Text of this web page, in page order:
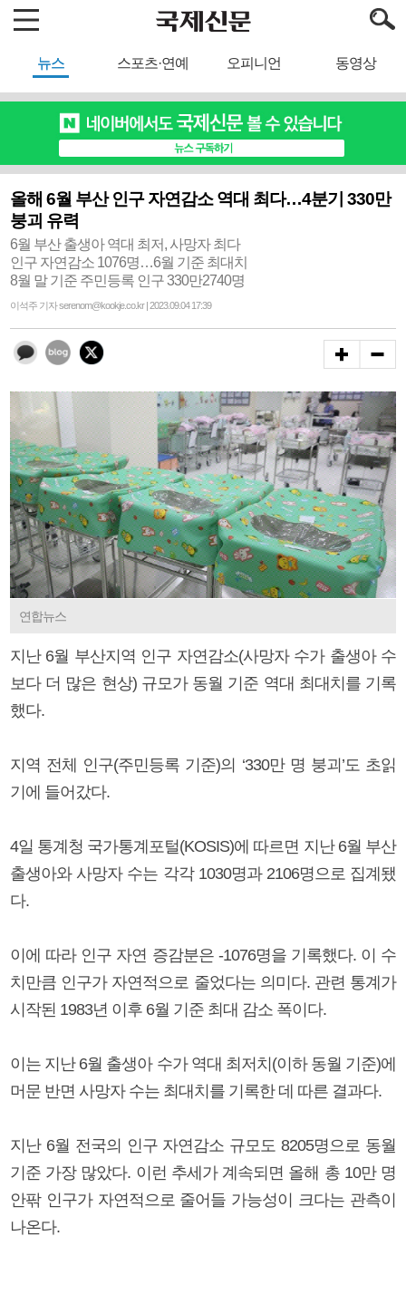
뉴스 스포츠·연예 오피니언 동영상
올해 6월 부산 인구 자연감소 역대 최다…4분기 330만
붕괴 유력
6월 부산 출생아 역대 최저, 사망자 최다
인구 자연감소 1076명…6월 기준 최대치
8월 말 기준 주민등록 인구 330만2740명
이석주 기자 serenom@kookje.co.kr | 2023.09.04 17:39
연합뉴스
지난 6월 부산지역 인구 자연감소(사망자 수가 출생아 수
보다 더 많은 현상) 규모가 동월 기준 역대 최대치를 기록
했다.
지역 전체 인구(주민등록 기준)의 ‘330만 명 붕괴’도 초읽
기에 들어갔다.
4일 통계청 국가통계포털(KOSIS)에 따르면 지난 6월 부산
출생아와 사망자 수는 각각 1030명과 2106명으로 집계됐
다.
이에 따라 인구 자연 증감분은 -1076명을 기록했다. 이 수
치만큼 인구가 자연적으로 줄었다는 의미다. 관련 통계가
시작된 1983년 이후 6월 기준 최대 감소 폭이다.
이는 지난 6월 출생아 수가 역대 최저치(이하 동월 기준)에
머문 반면 사망자 수는 최대치를 기록한 데 따른 결과다.
지난 6월 전국의 인구 자연감소 규모도 8205명으로 동월
기준 가장 많았다. 이런 추세가 계속되면 올해 총 10만 명
안팎 인구가 자연적으로 줄어들 가능성이 크다는 관측이
나온다.